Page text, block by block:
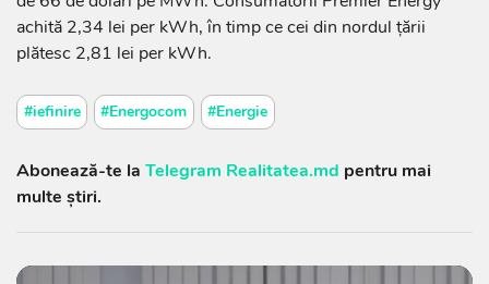
achită 2,34 lei per kWh, în timp ce cei din nordul țării
plătesc 2,81 lei per kWh.
#iefinire #Energocom #Energie
Abonează-te la Telegram Realitatea.md pentru mai
multe știri.